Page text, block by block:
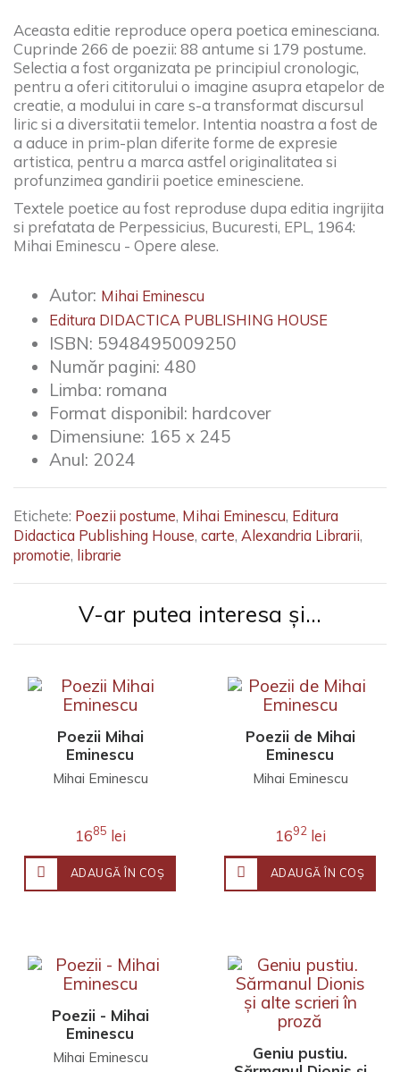
Aceasta editie reproduce opera poetica eminesciana.
Cuprinde 266 de poezii: 88 antume si 179 postume.
Selectia a fost organizata pe principiul cronologic,
pentru a oferi cititorului o imagine asupra etapelor de
creatie, a modului in care s-a transformat discursul
liric si a diversitatii temelor. Intentia noastra a fost de
a aduce in prim-plan diferite forme de expresie
artistica, pentru a marca astfel originalitatea si
profunzimea gandirii poetice eminesciene.
Textele poetice au fost reproduse dupa editia ingrijita
si prefatata de Perpessicius, Bucuresti, EPL, 1964:
Mihai Eminescu - Opere alese.
Autor: Mihai Eminescu
Editura DIDACTICA PUBLISHING HOUSE
ISBN: 5948495009250
Număr pagini: 480
Limba: romana
Format disponibil: hardcover
Dimensiune: 165 x 245
Anul: 2024
Etichete: Poezii postume, Mihai Eminescu, Editura
Didactica Publishing House, carte, Alexandria Librarii,
promotie, librarie
V-ar putea interesa și...
Poezii Mihai
Eminescu
Mihai Eminescu
1685 lei
ADAUGĂ ÎN COŞ
Poezii de Mihai
Eminescu
Mihai Eminescu
1692lei
ADAUGĂ ÎN COŞ
Poezii - Mihai
Eminescu
Mihai Eminescu
Geniu pustiu.